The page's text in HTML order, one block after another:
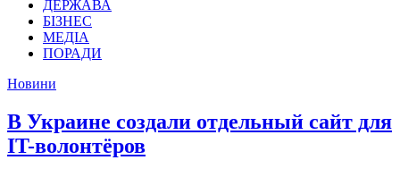
ДЕРЖАВА
БІЗНЕС
МЕДІА
ПОРАДИ
Новини
В Украине создали отдельный сайт для
IT-волонтёров